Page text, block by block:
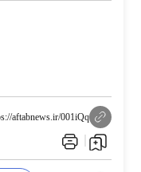
aftabnews.ir/001iQq